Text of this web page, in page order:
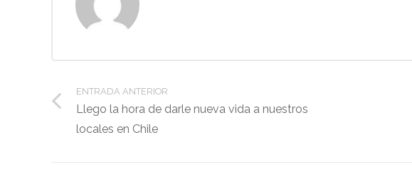
ENTRADA ANTERIOR
Llego la hora de darle nueva vida a nuestros
locales en Chile